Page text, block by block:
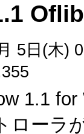
5日(木)
1.1
ローラ